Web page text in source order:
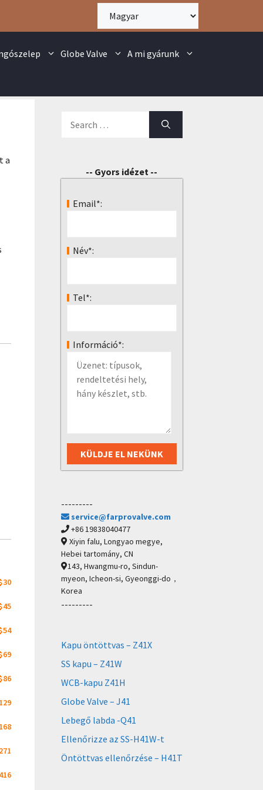
Globe Valve A mi gyárunk
a
-- Gyors idézet --
Email*:
Név*:
Tel*:
Információ*:
---------
service@farprovalve.com
+86 19838040477
Xiyin falu, Longyao megye,
Hebei tartomány, CN
143, Hwangmu-ro, Sindun-
myeon, Icheon-si, Gyeonggi-do，
Korea
---------
Kapu öntöttvas – Z41X
SS kapu – Z41W
WCB-kapu Z41H
Globe Valve – J41
Lebegő labda -Q41
Ellenőrizze az SS-H41W-t
Öntöttvas ellenőrzése – H41T